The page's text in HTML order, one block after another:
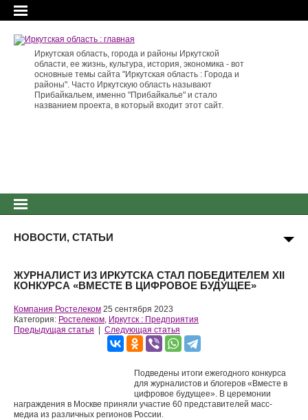
Иркутская область, города и районы Иркутской
области, ее жизнь, культура, история, экономика - вот
основные темы сайта "Иркутская область : Города и
районы". Часто Иркутскую область называют
Прибайкальем, именно "Прибайкалье" и стало
названием проекта, в который входит этот сайт.
НОВОСТИ, СТАТЬИ
ЖУРНАЛИСТ ИЗ ИРКУТСКА СТАЛ ПОБЕДИТЕЛЕМ XII
КОНКУРСА «ВМЕСТЕ В ЦИФРОВОЕ БУДУЩЕЕ»
Компания Ростелеком 25 сентября 2023
Категория: Ростелеком, Иркутск : Предприятия
Предыдущая статья
Следующая статья
Подведены итоги ежегодного конкурса
для журналистов и блогеров «Вместе в
цифровое будущее». В церемонии
награждения в Москве приняли участие 60 представителей масс-
медиа из различных регионов России.